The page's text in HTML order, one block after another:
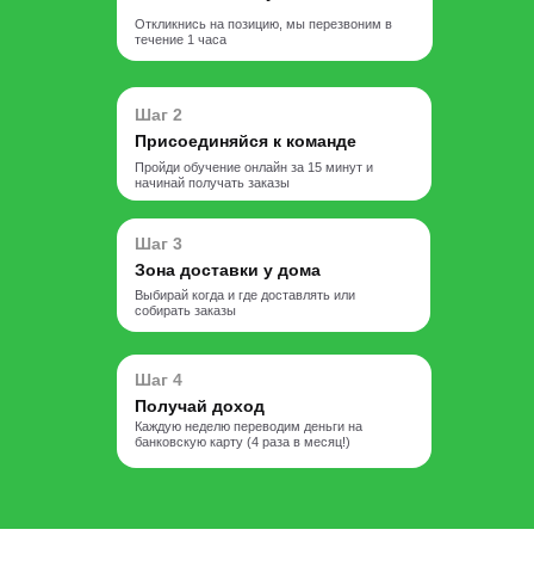
Откликнись на позицию, мы перезвоним в
течение 1 часа
Шаг 2
Присоединяйся к команде
Пройди обучение онлайн за 15 минут и
начинай получать заказы
Шаг 3
Зона доставки у дома
Выбирай когда и где доставлять или
собирать заказы
Шаг 4
Получай доход
Каждую неделю переводим деньги на
банковскую карту (4 раза в месяц!)